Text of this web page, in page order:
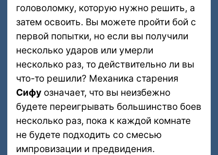
головоломку, которую нужно решить, а
затем освоить. Вы можете пройти бой с
первой попытки, но если вы получили
несколько ударов или умерли
несколько раз, то действительно ли вы
что-то решили? Механика старения
Сифу означает, что вы неизбежно
будете переигрывать большинство боев
несколько раз, пока к каждой комнате
не будете подходить со смесью
импровизации и предвидения.